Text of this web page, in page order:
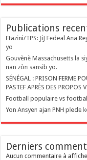
Publications
Etazini/TPS: JiJ Fedeal Ana
yo
Gouvènè Massachusetts la
nan zòn sansib yo.
SÉNÉGAL : PRISON FERME
PASTEF APRÈS DES PROPOS
Football populaire vs
Yon Ansyen ajan PNH plede
Derniers
Aucun commentaire à